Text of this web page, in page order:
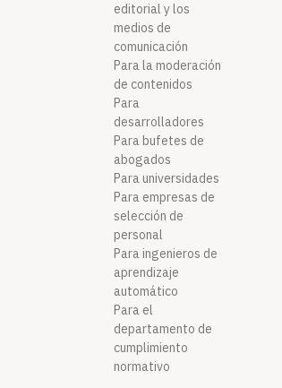
editorial y los
medios de
comunicación
Para la moderación
de contenidos
Para
desarrolladores
Para bufetes de
abogados
Para universidades
Para empresas de
selección de
personal
Para ingenieros de
aprendizaje
automático
Para el
departamento de
cumplimiento
normativo